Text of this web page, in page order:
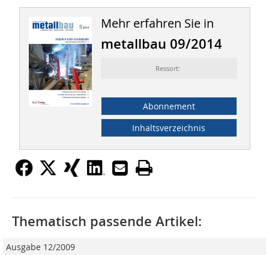
Mehr erfahren Sie in
metallbau 09/2014
Ressort:
Abonnement
Inhaltsverzeichnis
Thematisch passende Artikel:
Ausgabe 12/2009